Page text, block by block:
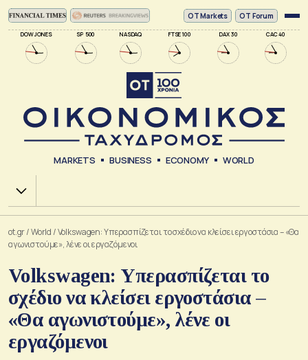
DOW JONES SP 500 NASDAQ FTSE 100 DAX 30 CAC 40
ΟΤ Markets OT Forum
MARKETS BUSINESS ECONOMY WORLD
Χ.Α.
ot.gr/World /Volkswagen: Υπερασπίζεται το σχέδιο να κλείσει εργοστάσια – «Θα
αγωνιστούμε», λένε οι εργαζόμενοι
Volkswagen: Υπερασπίζεται το
σχέδιο να κλείσει εργοστάσια –
«Θα αγωνιστούμε», λένε οι
εργαζόμενοι